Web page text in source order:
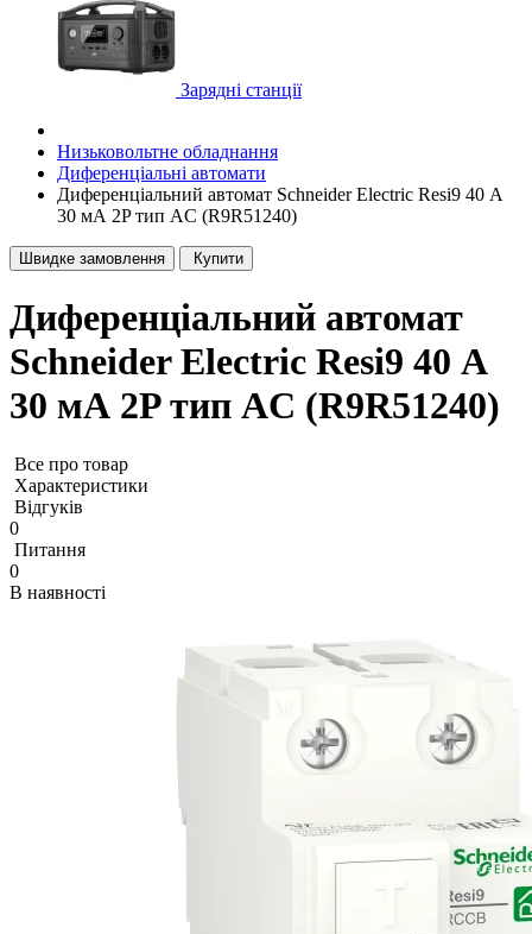
Зарядні станції
Низьковольтне обладнання
Диференціальні автомати
Диференціальний автомат Schneider Electric Resi9 40 А
30 мА 2P тип AC (R9R51240)
Швидке замовлення Купити
Диференціальний автомат
Schneider Electric Resi9 40 А
30 мА 2P тип AC (R9R51240)
Все про товар
Характеристики
Відгуків
0
Питання
0
В наявності